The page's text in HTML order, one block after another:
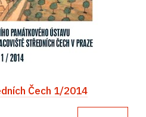
Čech 1/2014